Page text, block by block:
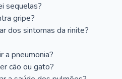
sequelas?
gripe?
dos sintomas da rinite?
a pneumonia?
cão ou gato?